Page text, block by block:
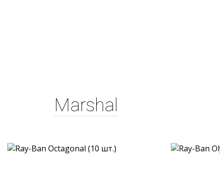
Marshal